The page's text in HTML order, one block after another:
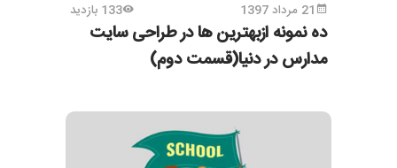
21 مرداد 1397 133 بازدید
ده نمونه ازبهترین ها در طراحی سایت
مدارس در دنیا(قسمت دوم)